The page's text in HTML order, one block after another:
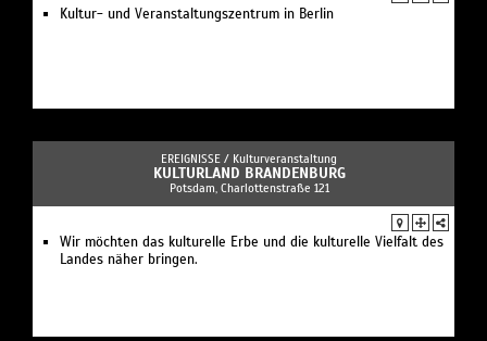
Kultur- und Veranstaltungszentrum in Berlin
EREIGNISSE / Kulturveranstaltung
KULTURLAND BRANDENBURG
Potsdam, Charlottenstraße 121
Wir möchten das kulturelle Erbe und die kulturelle Vielfalt des
Landes näher bringen.